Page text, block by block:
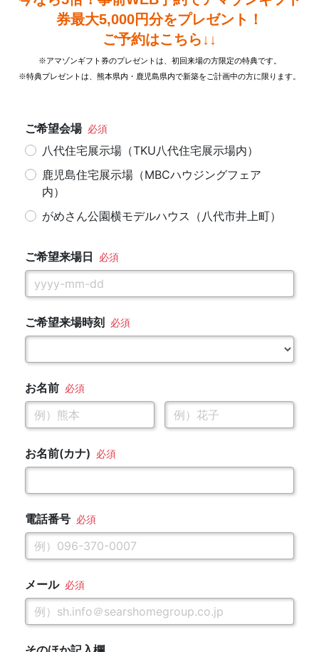
券最大5,000円分をプレゼント！
ご予約はこちら↓↓
※アマゾンギフト券のプレゼントは、初回来場の方限定の特典です。
※特典プレゼントは、熊本県内・鹿児島県内で新築をご計画中の方に限ります。